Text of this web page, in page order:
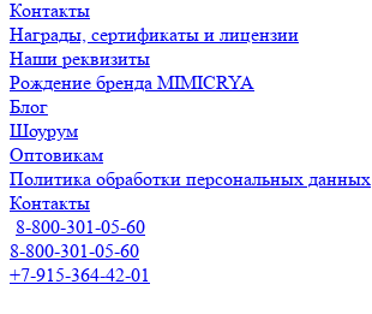
Контакты
Награды, сертификаты и лицензии
Наши реквизиты
Рождение бренда MIMICRYA
Блог
Шоурум
Оптовикам
Политика обработки персональных данных
Контакты
8-800-301-05-60
8-800-301-05-60
+7-915-364-42-01